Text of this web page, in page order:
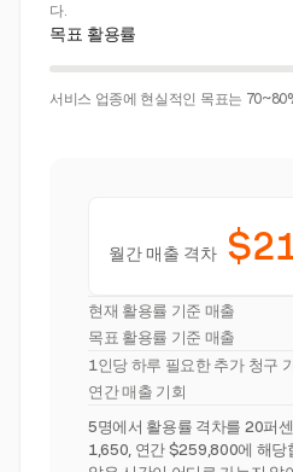
다.
목표 활용률
서비스 업종에 현실적인 목표는
월간 매출 격차
현재 활용률 기준 매출
목표 활용률 기준 매출
1인당 하루 필요한 추가 청구
연간 매출 기회
5명에서 활용률 격차를 20퍼
1,650, 연간 $259,800에 해당